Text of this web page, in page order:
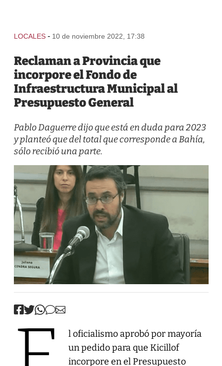
LOCALES - 10 de noviembre 2022, 17:38
Reclaman a Provincia que
incorpore el Fondo de
Infraestructura Municipal al
Presupuesto General
Pablo Daguerre dijo que está en duda para 2023
y planteó que del total que corresponde a Bahía,
sólo recibió una parte.
l oficialismo aprobó por mayoría
un pedido para que Kicillof
incorpore en el Presupuesto